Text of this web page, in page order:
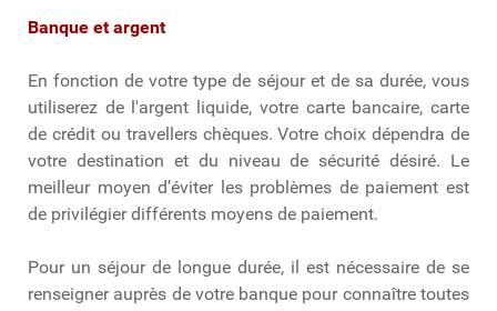
Banque et argent
En fonction de votre type de séjour et de sa durée, vous
utiliserez de l'argent liquide, votre carte bancaire, carte
de crédit ou travellers chèques. Votre choix dépendra de
votre destination et du niveau de sécurité désiré. Le
meilleur moyen d’éviter les problèmes de paiement est
de privilégier différents moyens de paiement.
Pour un séjour de longue durée, il est nécessaire de se
renseigner auprès de votre banque pour connaître toutes